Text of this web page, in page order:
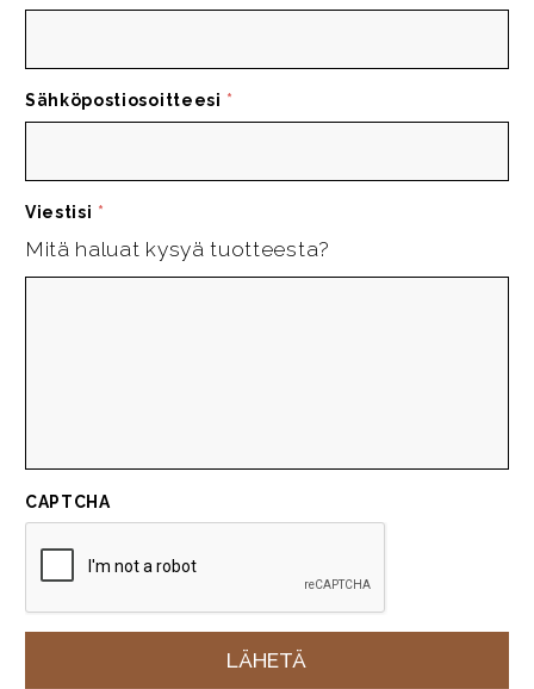
Sähköpostiosoitteesi *
Viestisi *
Mitä haluat kysyä tuotteesta?
CAPTCHA